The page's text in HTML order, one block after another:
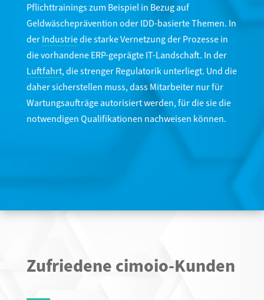
Pflichttrainings zum Beispiel in Bezug auf
Geldwäscheprävention oder IDD-basierte Themen. In
derIndustriedie starke Vernetzung der Prozesse in
die vorhandene ERP-geprägte IT-Landschaft. In der
Luftfahrt, die strenger Regulatorik unterliegt. Und die
daher sicherstellen muss, dass Mitarbeiter nur für
Wartungsaufträge autorisiert werden, für die sie die
notwendigen Qualifikationen nachweisen können.
Zufriedene cimoio-Kunden